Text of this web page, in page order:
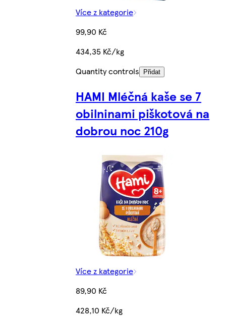
Více z kategorie
99,90 Kč
434,35 Kč/kg
Quantity controls
Přidat
HAMI Mléčná kaše se 7
obilninami piškotová na
dobrou noc 210g
Více z kategorie
89,90 Kč
428,10 Kč/kg